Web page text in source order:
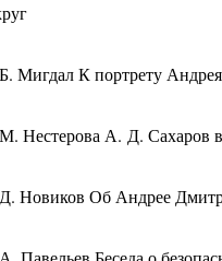
Мигдал К портрету
Нестерова А. Д.
Новиков Об Андрее